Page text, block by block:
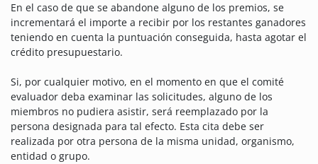
En el caso de que se abandone alguno de los premios, se
incrementará el importe a recibir por los restantes ganadores
teniendo en cuenta la puntuación conseguida, hasta agotar el
crédito presupuestario.
Si, por cualquier motivo, en el momento en que el comité
evaluador deba examinar las solicitudes, alguno de los
miembros no pudiera asistir, será reemplazado por la
persona designada para tal efecto. Esta cita debe ser
realizada por otra persona de la misma unidad, organismo,
entidad o grupo.